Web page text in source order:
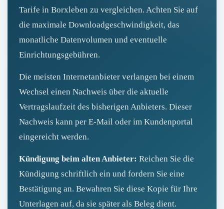
Tarife in Borxleben zu vergleichen. Achten Sie auf
die maximale Downloadgeschwindigkeit, das
monatliche Datenvolumen und eventuelle
Einrichtungsgebühren.
Die meisten Internetanbieter verlangen bei einem
Wechsel einen Nachweis über die aktuelle
Vertragslaufzeit des bisherigen Anbieters. Dieser
Nachweis kann per E‑Mail oder im Kundenportal
eingereicht werden.
Kündigung beim alten Anbieter: Reichen Sie die
Kündigung schriftlich ein und fordern Sie eine
Bestätigung an. Bewahren Sie diese Kopie für Ihre
Unterlagen auf, da sie später als Beleg dient.